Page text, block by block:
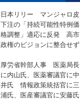
日本リリー マンジャロ皮
下注の「持続可能性特例価
格調整」適応に反発 高市
政権のビジョンに整合せず
厚労省幹部人事 医薬局長
に内山氏、医薬審議官に中
井氏 情報政策統括官に三
浦氏、医産審議官に安藤氏